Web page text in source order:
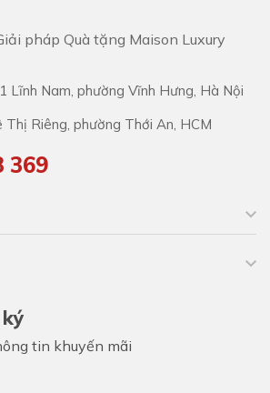
pháp Quà tặng Maison Luxury
Lĩnh Nam, phường Vĩnh Hưng, Hà Nội
Thị Riêng, phường Thới An, HCM
369
tin khuyến mãi